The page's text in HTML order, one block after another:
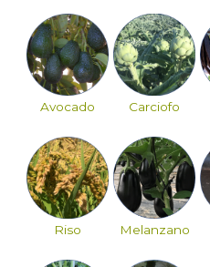
Avocado Carciofo
Riso Melanzano